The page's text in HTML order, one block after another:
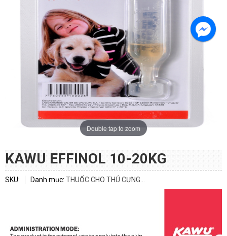
Double tap to zoom
KAWU EFFINOL 10-20KG
SKU: Danh mục: THUỐC CHO THÚ CƯNG...